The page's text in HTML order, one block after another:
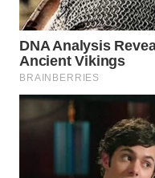
WAHANA
ADVOKAT
WAHANA
INFRASTRUKTUR
KONSUMEN